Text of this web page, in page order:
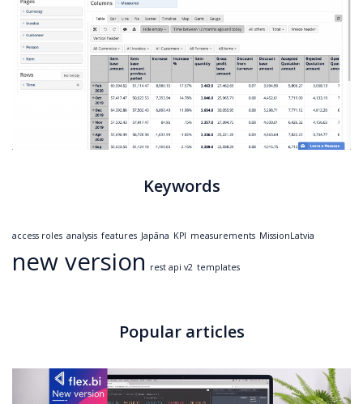
Keywords
access roles analysis features Japāna KPI measurements MissionLatvia
new version rest api v2 templates
Popular articles